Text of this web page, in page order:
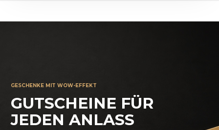
GESCHENKE MIT WOW-EFFEKT
GUTSCHEINE FÜR
JEDEN ANLASS